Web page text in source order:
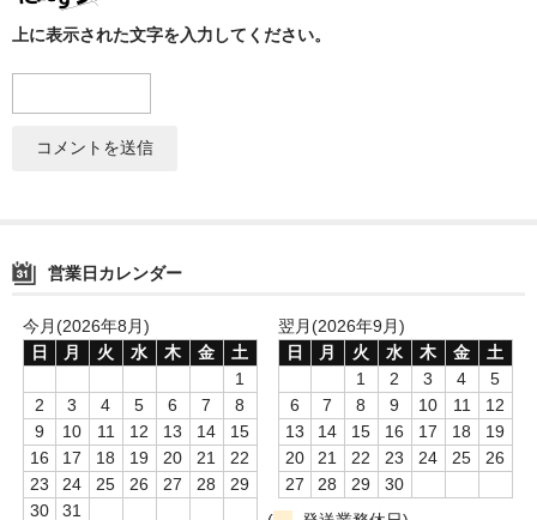
上に表示された文字を入力してください。
営業日カレンダー
今月(2026年8月)
日
月 火 水 木 金
土
1
2
3 4 5 6 7
8
9
10 11 12 13 14
15
16
17 18 19 20 21
22
23
24 25 26 27 28
29
30
31
翌月(2026年9月)
日
月 火 水 木 金
土
1
2 3 4
5
6
7 8 9 10 11
12
13
14 15 16 17 18
19
20
21 22 23 24 25
26
27
28 29
30